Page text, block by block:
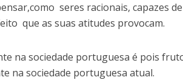
seres racionais, capazes
que as suas atitudes provocam.
na sociedade portuguesa é pois
na sociedade portuguesa atual.